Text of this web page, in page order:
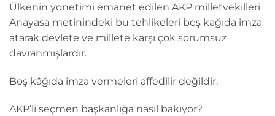
Ülkenin yönetimi emanet edilen AKP milletvekilleri
Anayasa metinindeki bu tehlikeleri boş kağıda imza
atarak devlete ve millete karşı çok sorumsuz
davranmışlardır.
Boş kâğıda imza vermeleri affedilir değildir.
AKP’li seçmen başkanlığa nasıl bakıyor?